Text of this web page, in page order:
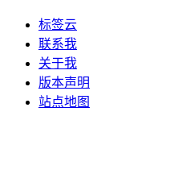
标签云
联系我
关于我
版本声明
站点地图